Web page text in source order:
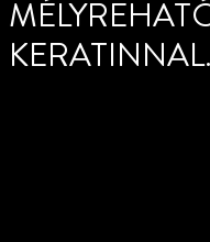
KERATINNAL.